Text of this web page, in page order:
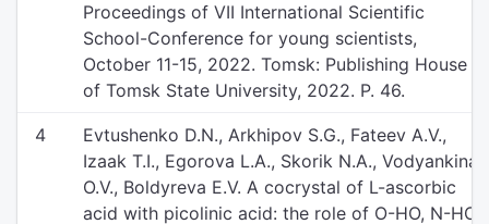
Proceedings of VII International Scientific
School-Conference for young scientists,
October 11-15, 2022. Tomsk: Publishing House
of Tomsk State University, 2022. P. 46.
4
Evtushenko D.N., Arkhipov S.G., Fateev A.V.,
Izaak T.I., Egorova L.A., Skorik N.A., Vodyankina
O.V., Boldyreva E.V. A cocrystal of L-ascorbic
acid with picolinic acid: the role of O-HO, N-HO